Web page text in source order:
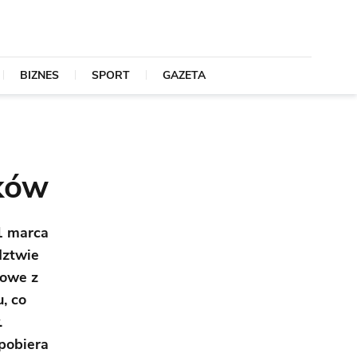
BIZNES SPORT GAZETA
marca
z
co